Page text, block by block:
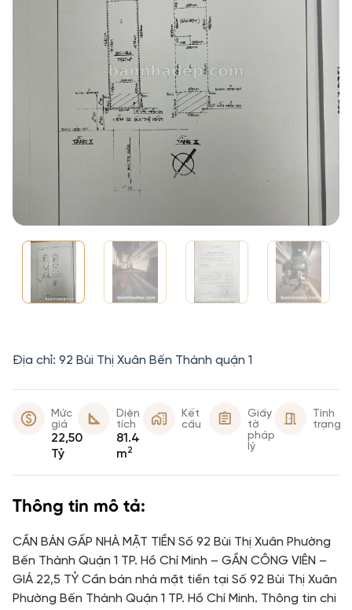
Địa chỉ: 92 Bùi Thị Xuân Bến Thành quận 1
Mức
giá
22,50
Tỷ
Diện
tích
81.4
m2
Kết
cấu
Giấy
tờ
pháp
lý
Tình
trạng
Thông tin mô tả:
CẦN BÁN GẤP NHÀ MẶT TIỀN Số 92 Bùi Thị Xuân Phường
Bến Thành Quận 1 TP. Hồ Chí Minh – GẦN CÔNG VIÊN –
GIÁ 22,5 TỶ Cần bán nhà mặt tiền tại Số 92 Bùi Thị Xuân
Phường Bến Thành Quận 1 TP. Hồ Chí Minh. Thông tin chi